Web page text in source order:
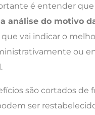
é entender que
análise do motivo
que vai indicar o
ou
são cortados de
ser